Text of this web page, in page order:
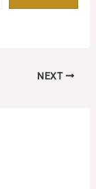
NEXT